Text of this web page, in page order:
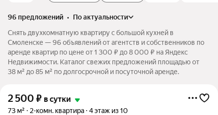
96 предложений •
по актуальности
Снять двухкомнатную квартиру с большой кухней в
Смоленске — 96 объявлений от агентств и собственников по
аренде квартир по цене от 1 300 ₽ до 8 000 ₽ на Яндекс
Недвижимости. Каталог свежих предложений площадью от
38 м² до 85 м² по долгосрочной и посуточной аренде.
2 500 ₽ в сутки
73 м² 2-комн. квартира 4 этаж из 10